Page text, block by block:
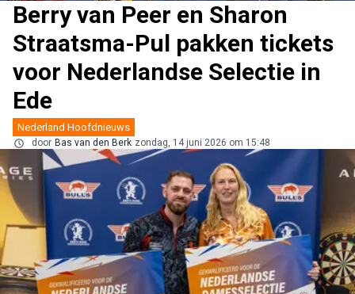
Berry van Peer en Sharon
Straatsma-Pul pakken tickets
voor Nederlandse Selectie in
Ede
Nederland Hoofdnieuws
door Bas van den Berk zondag, 14 juni 2026 om 15:48